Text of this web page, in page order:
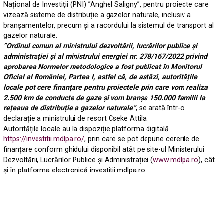
Național de Investiții (PNI) ”Anghel Saligny”, pentru proiecte care
vizează sisteme de distribuție a gazelor naturale, inclusiv a
branșamentelor, precum și a racordului la sistemul de transport al
gazelor naturale.
”Ordinul comun al ministrului dezvoltării, lucrărilor publice și
administrației și al ministrului energiei nr. 278/167/2022 privind
aprobarea Normelor metodologice a fost publicat în Monitorul
Oficial al României, Partea I, astfel că, de astăzi, autoritățile
locale pot cere finanțare pentru proiectele prin care vom realiza
2.500 km de conducte de gaze și vom branșa 150.000 familii la
rețeaua de distribuție a gazelor naturale”, se arată într-o
declarație a ministrului de resort Cseke Attila.
Autoritățile locale au la dispoziție platforma digitală
https://investitii.mdlpa.ro/, prin care se pot depune cererile de
finanțare conform ghidului disponibil atât pe site-ul Ministerului
Dezvoltării, Lucrărilor Publice și Administrației (www.mdlpa.ro), cât
și în platforma electronică investitii.mdlpa.ro.